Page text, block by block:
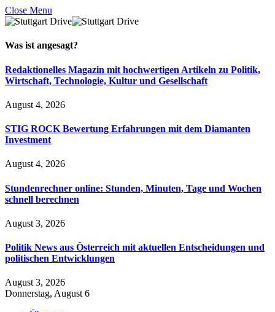
Close Menu
Was ist angesagt?
Redaktionelles Magazin mit hochwertigen Artikeln zu Politik,
Wirtschaft, Technologie, Kultur und Gesellschaft
August 4, 2026
STIG ROCK Bewertung Erfahrungen mit dem Diamanten
Investment
August 4, 2026
Stundenrechner online: Stunden, Minuten, Tage und Wochen
schnell berechnen
August 3, 2026
Politik News aus Österreich mit aktuellen Entscheidungen und
politischen Entwicklungen
August 3, 2026
Donnerstag, August 6